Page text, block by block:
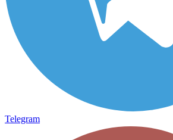
Telegram